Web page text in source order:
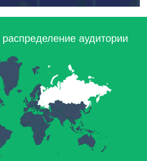
аудитории